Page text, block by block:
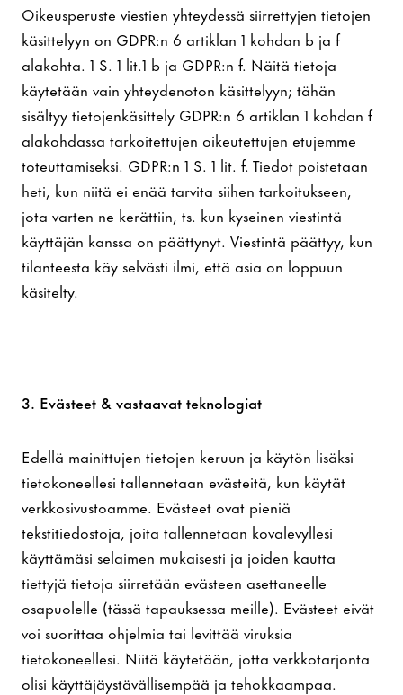
Oikeusperuste viestien yhteydessä siirrettyjen tietojen
käsittelyyn on GDPR:n 6 artiklan 1 kohdan b ja f
alakohta. 1 S. 1 lit.1 b ja GDPR:n f. Näitä tietoja
käytetään vain yhteydenoton käsittelyyn; tähän
sisältyy tietojenkäsittely GDPR:n 6 artiklan 1 kohdan f
alakohdassa tarkoitettujen oikeutettujen etujemme
toteuttamiseksi. GDPR:n 1 S. 1 lit. f. Tiedot poistetaan
heti, kun niitä ei enää tarvita siihen tarkoitukseen,
jota varten ne kerättiin, ts. kun kyseinen viestintä
käyttäjän kanssa on päättynyt. Viestintä päättyy, kun
tilanteesta käy selvästi ilmi, että asia on loppuun
käsitelty.
3. Evästeet & vastaavat teknologiat
Edellä mainittujen tietojen keruun ja käytön lisäksi
tietokoneellesi tallennetaan evästeitä, kun käytät
verkkosivustoamme. Evästeet ovat pieniä
tekstitiedostoja, joita tallennetaan kovalevyllesi
käyttämäsi selaimen mukaisesti ja joiden kautta
tiettyjä tietoja siirretään evästeen asettaneelle
osapuolelle (tässä tapauksessa meille). Evästeet eivät
voi suorittaa ohjelmia tai levittää viruksia
tietokoneellesi. Niitä käytetään, jotta verkkotarjonta
olisi käyttäjäystävällisempää ja tehokkaampaa.